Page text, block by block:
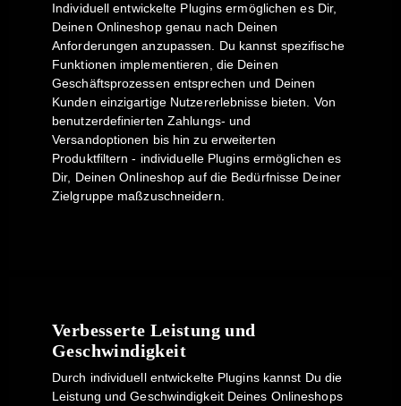
Individuell entwickelte Plugins ermöglichen es Dir,
Deinen Onlineshop genau nach Deinen
Anforderungen anzupassen. Du kannst spezifische
Funktionen implementieren, die Deinen
Geschäftsprozessen entsprechen und Deinen
Kunden einzigartige Nutzererlebnisse bieten. Von
benutzerdefinierten Zahlungs- und
Versandoptionen bis hin zu erweiterten
Produktfiltern - individuelle Plugins ermöglichen es
Dir, Deinen Onlineshop auf die Bedürfnisse Deiner
Zielgruppe maßzuschneidern.
Verbesserte Leistung und
Geschwindigkeit
Durch individuell entwickelte Plugins kannst Du die
Leistung und Geschwindigkeit Deines Onlineshops